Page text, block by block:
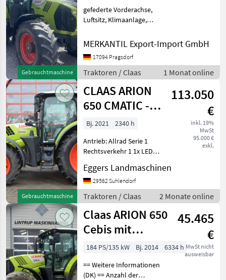
Gebrauchtmaschine
gefederte Vorderachse,
Luftsitz, Klimaanlage,
Höchstgeschwindigkeit in
km/h: 40 km/h
Geschwindigkeit: 40 km/h,
Erstzulassung: 2022,
Druckluftanlag
MERKANTIL Export-Import GmbH
17094 Pragsdorf
Traktoren / Claas 1 Monat online
Gebrauchtmaschine
CLAAS ARION
650 CMATIC -
Stage V CIS
113.050
€
inkl. 19%
MwSt
95.000 €
exkl.
Bj. 2021
2340 h
Antrieb: Allrad Serie 1
Rechtsverkehr 1 1x LED
klappbar, links 1
Ausstattung - Europäische
Union 1 Frontkraftheber
ohne Steckansc
Eggers Landmaschinen
29562 Suhlendorf
Traktoren / Claas 2 Monate online
Claas ARION 650
Cebis mit
Frontkraftheber
45.465
€
MwSt nicht
ausweisbar
184 PS/135 kW Bj. 2014
6334 h
== Weitere Informationen
(DK) == Anzahl der